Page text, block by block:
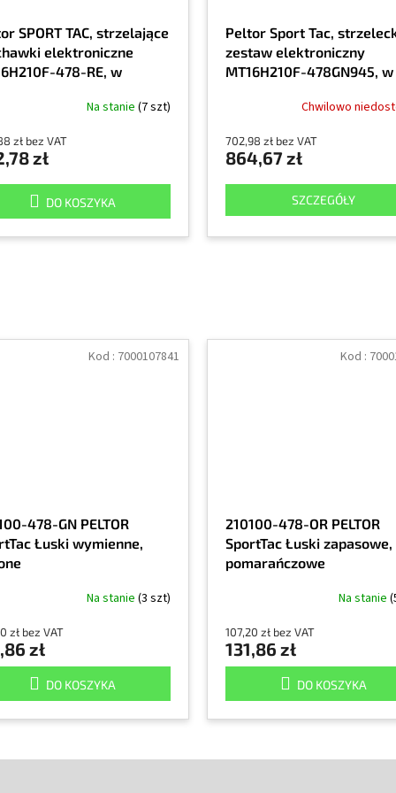
SPORT TAC, strzelające
elektroniczne
478-RE, w
Na stanie (7 szt)
zł bez VAT
zł
DO KOSZYKA
Peltor Sport Tac,
zestaw elektroniczny
MT16H210F-478GN945, w
kolorze zielonym i
Chwilowo
702,98 zł bez VAT
864,67 zł
SZCZEGÓŁY
478-GN PELTOR
Łuski wymienne,
Na stanie (3 szt)
zł bez VAT
zł
DO KOSZYKA
Kod : 7000107841
210100-478-OR PELTOR
SportTac Łuski zapasowe,
pomarańczowe
Na stanie
107,20 zł bez VAT
131,86 zł
DO KOSZYKA
Kod :